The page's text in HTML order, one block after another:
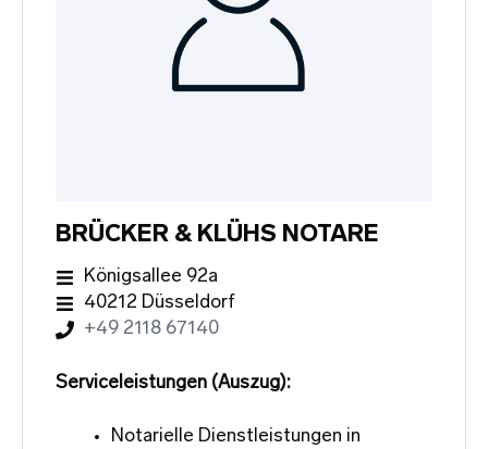
BRÜCKER & KLÜHS NOTARE
Königsallee 92a
40212 Düsseldorf
+49 2118 67140
Serviceleistungen (Auszug):
Notarielle Dienstleistungen in